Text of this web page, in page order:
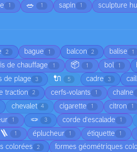
1 🥗 1 sapin 1 sculpture
2 bague 1 balcon 2 balise 1
de chauffage 1 📦 1 bol 1
de plage 3 🔌 5 cadre 3
traction 2 cerfs-volants 1 chaîne
chevalet 4 cigarette 1 citron 1
1 🪢 3 corde d'escalade 1
🪜 1 éplucheur 1 étiquette 1
colorées 2 formes géométriques